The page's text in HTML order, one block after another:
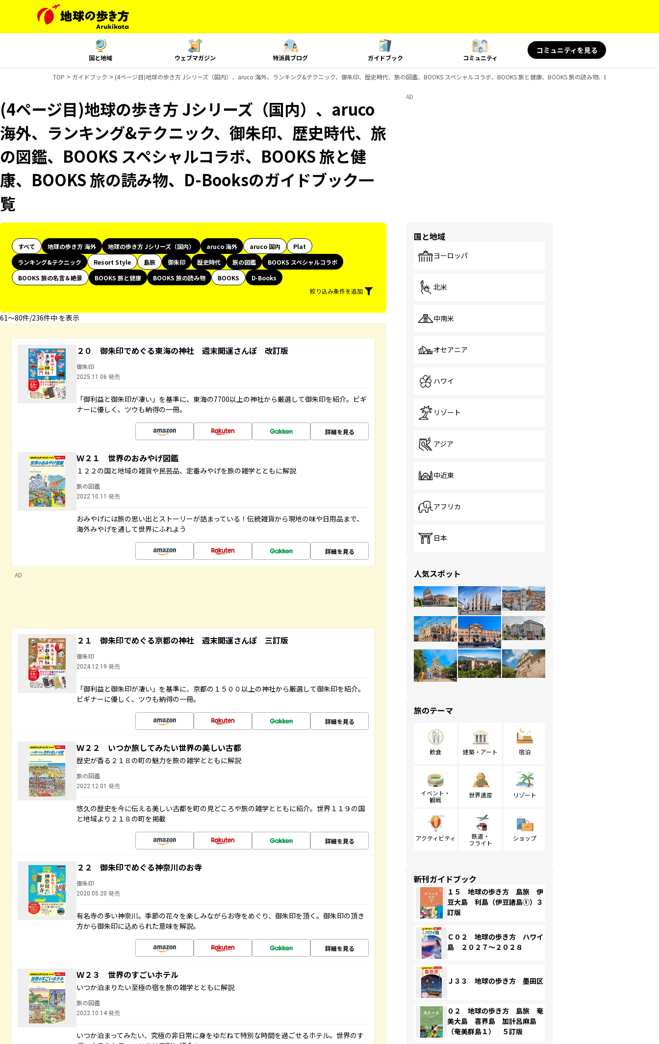
国と地域 ウェブマガジン 特派員ブログ ガイドブック コミュニティ
コミュニティを見る
TOP ガイドブック (4ページ目)地球の歩き方 Jシリーズ（国内）、aruco 海外、ランキング&テクニック、御朱印、歴史時代、旅の図鑑、BOOKS スペシャルコラボ、BOOKS 旅と健康、BOOKS 旅の読み物、D-Booksのガイドブ
(4ページ目)地球の歩き方 Jシリーズ（国内）、aruco
海外、ランキング&テクニック、御朱印、歴史時代、旅
の図鑑、BOOKS スペシャルコラボ、BOOKS 旅と健
康、BOOKS 旅の読み物、D-Booksのガイドブック一
覧
すべて 地球の歩き方 海外 地球の歩き方 Jシリーズ（国内） aruco 海外 aruco 国内
Plat
ランキング&テクニック
Resort Style 島旅 御朱印 歴史時代 旅の図鑑
BOOKS スペシャルコラボ
BOOKS 旅の名言＆絶景
BOOKS 旅と健康 BOOKS 旅の読み物 BOOKS
D-Books
絞り込み条件を追加
61〜80件/236件中 を表示
２０ 御朱印でめぐる東海の神社 週末開運さんぽ 改訂版
御朱印
2025.11.06 発売
「御利益と御朱印が凄い」を基準に、東海の7700以上の神社から厳選して御朱印を紹介。ビギ
ナーに優しく、ツウも納得の一冊。
詳細を見る
Ｗ２１ 世界のおみやげ図鑑
１２２の国と地域の雑貨や民芸品、定番みやげを旅の雑学とともに解説
旅の図鑑
2022.10.11 発売
おみやげには旅の思い出とストーリーが詰まっている！伝統雑貨から現地の味や日用品まで、
海外みやげを通して世界にふれよう
詳細を見る
AD
２１ 御朱印でめぐる京都の神社 週末開運さんぽ 三訂版
御朱印
2024.12.19 発売
「御利益と御朱印が凄い」を基準に、京都の１５００以上の神社から厳選して御朱印を紹介。
ビギナーに優しく、ツウも納得の一冊。
詳細を見る
Ｗ２２ いつか旅してみたい世界の美しい古都
歴史が香る２１８の町の魅力を旅の雑学とともに解説
旅の図鑑
2022.12.01 発売
悠久の歴史を今に伝える美しい古都を町の見どころや旅の雑学とともに紹介。世界１１９の国
と地域より２１８の町を掲載
詳細を見る
２２ 御朱印でめぐる神奈川のお寺
御朱印
2020.05.20 発売
有名寺の多い神奈川。季節の花々を楽しみながらお寺をめぐり、御朱印を頂く。御朱印の頂き
方から御朱印に込められた意味を解説。
詳細を見る
Ｗ２３ 世界のすごいホテル
いつか泊まりたい至極の宿を旅の雑学とともに解説
旅の図鑑
2022.10.14 発売
いつか泊まってみたい、究極の非日常に身をゆだねて特別な時間を過ごせるホテル。世界のす
AD
国と地域
ヨーロッパ
北米
中南米
オセアニア
ハワイ
リゾート
アジア
中近東
アフリカ
日本
人気スポット
旅のテーマ
飲食 建築・アート 宿泊
イベント・
観戦
世界遺産 リゾート
アクティビティ
鉄道・
フライト
ショップ
新刊ガイドブック
１５ 地球の歩き方 島旅 伊
豆大島 利島（伊豆諸島①）３
訂版
Ｃ０２ 地球の歩き方 ハワイ
島 ２０２７～２０２８
Ｊ３３ 地球の歩き方 墨田区
０２ 地球の歩き方 島旅 奄
美大島 喜界島 加計呂麻島
（奄美群島１） ５訂版